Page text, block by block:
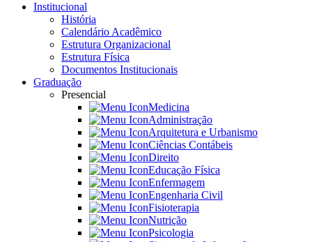
Institucional
História
Calendário Acadêmico
Estrutura Organizacional
Estrutura Física
Documentos Institucionais
Graduação
Presencial
Medicina
Administração
Arquitetura e Urbanismo
Ciências Contábeis
Direito
Educação Física
Enfermagem
Engenharia Civil
Fisioterapia
Nutrição
Psicologia